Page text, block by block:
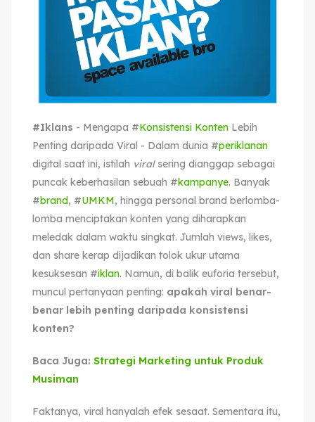
#Iklans - Mengapa #Konsistensi Konten Lebih
Penting daripada Viral - Dalam dunia #periklanan
digital saat ini, istilah viralsering dianggap sebagai
puncak keberhasilan sebuah #kampanye. Banyak
#brand, #UMKM, hingga personal brand berlomba-
lomba menciptakan konten yang diharapkan
meledak dalam waktu singkat. Jumlah views, likes,
dan share kerap dijadikan tolok ukur utama
kesuksesan #iklan. Namun, di balik euforia tersebut,
muncul pertanyaan penting: apakah viral benar-
benar lebih penting daripada konsistensi
konten?
Baca Juga: Strategi Marketing untuk Produk
Musiman
Faktanya, viral hanyalah efek sesaat. Sementara itu,